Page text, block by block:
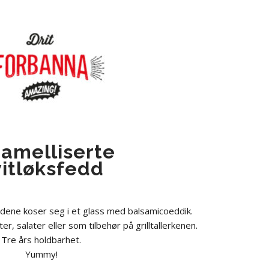
koser seg i et glass med balsamicoeddik.
salater eller som tilbehør på grilltallerkenen.
Tre års holdbarhet.
Yummy!